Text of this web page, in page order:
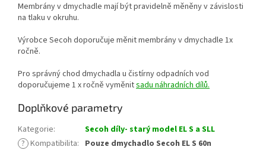
Membrány v dmychadle mají být pravidelně měněny v závislosti
na tlaku v okruhu.
Výrobce Secoh doporučuje měnit membrány v dmychadle 1x
ročně.
Pro správný chod dmychadla u čistírny odpadních vod
doporučujeme 1 x ročně vyměnitsadu náhradních dílů.
Doplňkové parametry
Kategorie:
Secoh díly- starý model EL S a SLL
? Kompatibilita: Pouze dmychadlo Secoh EL S 60n